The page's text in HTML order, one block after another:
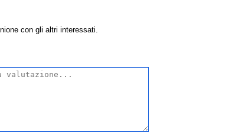
con gli altri interessati.